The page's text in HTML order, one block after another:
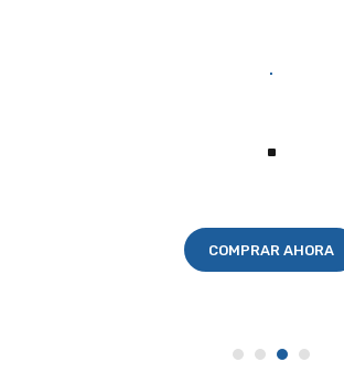
.
.
COMPRAR AHORA
.
.
COMPRAR AHORA
.
.
COMPRAR AHORA
.
.
COMPRAR AHORA